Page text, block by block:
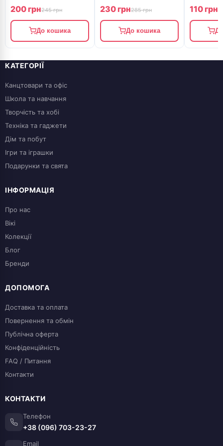
200 грн245 грн
До кошика
230 грн285 грн
До кошика
110 грн
КАТЕГОРІЇ
Канцтовари та офіс
Школа та навчання
Творчість та хобі
Техніка та гаджети
Дім та побут
Ігри та іграшки
Подарунки та свята
ІНФОРМАЦІЯ
Про нас
Вікі
Колекції
Блог
Бренди
ДОПОМОГА
Доставка та оплата
Повернення та обмін
Публічна оферта
Конфіденційність
FAQ / Питання
Контакти
КОНТАКТИ
Телефон
+38 (096) 703-23-27
Email